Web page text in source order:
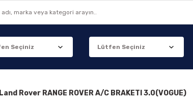
Land Rover RANGE ROVER A/C BRAKETI 3.0(VOGUE)